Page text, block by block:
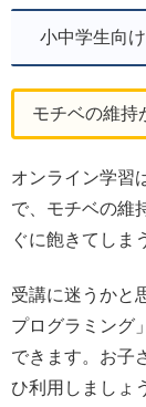
小中学生向
モチベの維持
オンライン学習
で、モチベの維
ぐに飽きてしま
受講に迷うかと
プログラミング
できます。お子
ひ利用しましょ